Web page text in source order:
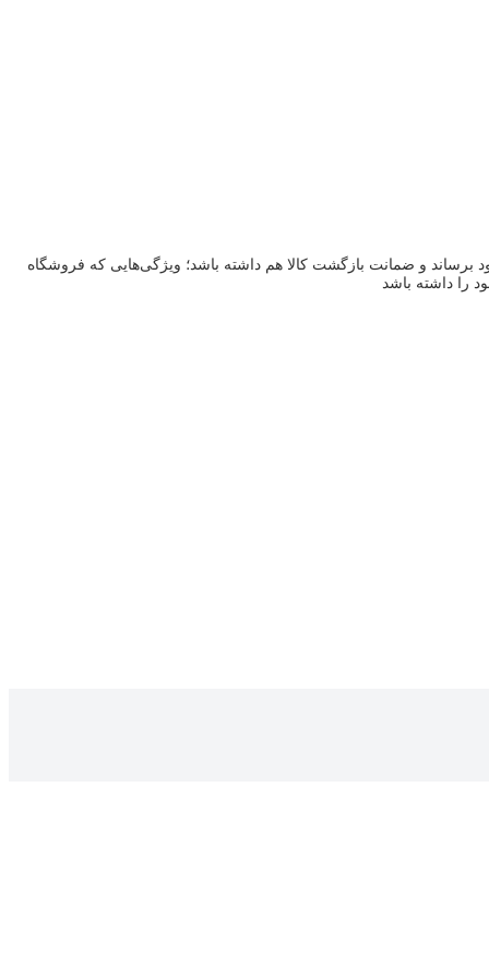
برساند و ضمانت بازگشت کالا هم داشته باشد؛ ویژگی‌هایی که فروشگاه
را داشته باشد